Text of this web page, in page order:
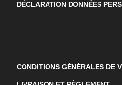
DÉCLARATION DONNÉES
CONDITIONS GÉNÉRALES DE